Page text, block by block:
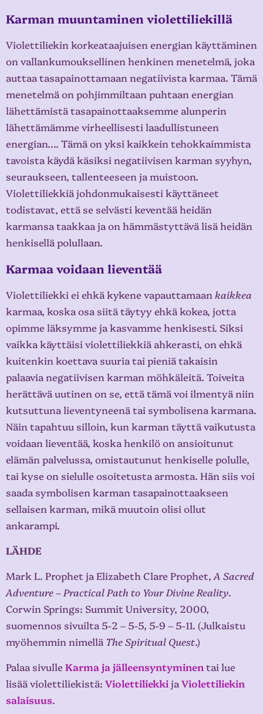
Karman muuntaminen violettiliekillä
Violettiliekin korkeataajuisen energian käyttäminen
on vallankumouksellinen henkinen menetelmä, joka
auttaa tasapainottamaan negatiivista karmaa. Tämä
menetelmä on pohjimmiltaan puhtaan energian
lähettämistä tasapainottaaksemme alunperin
lähettämämme virheellisesti laadullistuneen
energian…. Tämä on yksi kaikkein tehokkaimmista
tavoista käydä käsiksi negatiivisen karman syyhyn,
seuraukseen, tallenteeseen ja muistoon.
Violettiliekkiä johdonmukaisesti käyttäneet
todistavat, että se selvästi keventää heidän
karmansa taakkaa ja on hämmästyttävä lisä heidän
henkisellä polullaan.
Karmaa voidaan lieventää
Violettiliekki ei ehkä kykene vapauttamaan kaikkea
karmaa, koska osa siitä täytyy ehkä kokea, jotta
opimme läksymme ja kasvamme henkisesti. Siksi
vaikka käyttäisi violettiliekkiä ahkerasti, on ehkä
kuitenkin koettava suuria tai pieniä takaisin
palaavia negatiivisen karman möhkäleitä. Toiveita
herättävä uutinen on se, että tämä voi ilmentyä niin
kutsuttuna lieventyneenä tai symbolisena karmana.
Näin tapahtuu silloin, kun karman täyttä vaikutusta
voidaan lieventää, koska henkilö on ansioitunut
elämän palvelussa, omistautunut henkiselle polulle,
tai kyse on sielulle osoitetusta armosta. Hän siis voi
saada symbolisen karman tasapainottaakseen
sellaisen karman, mikä muutoin olisi ollut
ankarampi.
LÄHDE
Mark L. Prophet ja Elizabeth Clare Prophet, A Sacred
Adventure – Practical Path to Your Divine Reality.
Corwin Springs: Summit University, 2000,
suomennos sivuilta 5-2 – 5-5, 5-9 – 5-11. (Julkaistu
myöhemmin nimellä The Spiritual Quest.)
Palaa sivulleKarma ja jälleensyntyminen tai lue
lisää violettiliekistä: Violettiliekki jaViolettiliekin
salaisuus.